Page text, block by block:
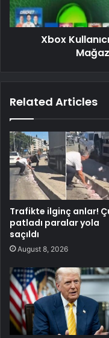
Xbox
Related Articles
Trafikte ilginç anlar!
patladı paralar yola
saçıldı
August 8, 2026